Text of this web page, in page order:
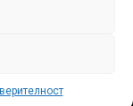
(ЕС)
2011-2026